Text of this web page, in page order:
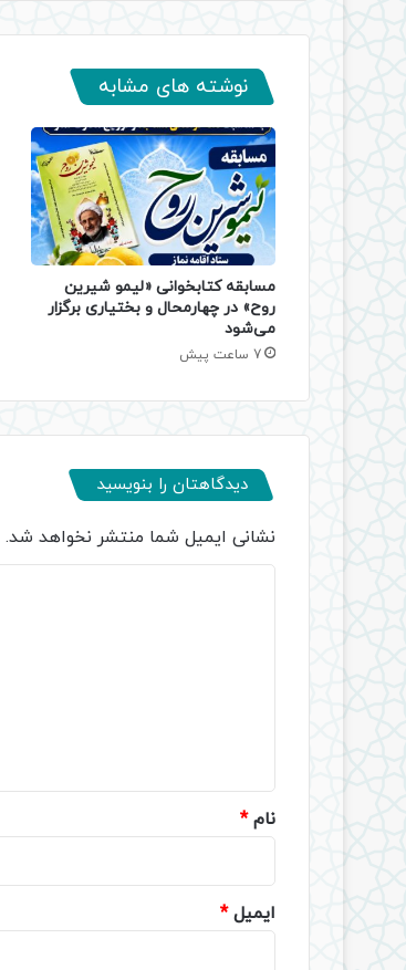
نوشته های مشابه
مسابقه کتابخوانی «لیمو شیرین
روح» در چهارمحال و بختیاری برگزار
می‌شود
7 ساعت پیش
دیدگاهتان را بنویسید
نشانی ایمیل شما منتشر نخواهد شد.
نام*
ایمیل*